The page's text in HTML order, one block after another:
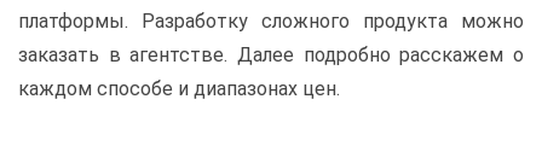
платформы. Разработку сложного продукта можно
заказать в агентстве. Далее подробно расскажем о
каждом способе и диапазонах цен.